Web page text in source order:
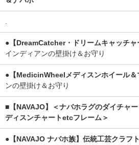
●【DreamCatcher・ドリームキャッチャ
インディアンの壁掛け＆お守り
●【MedicinWheelメディスンホイール＆
ンの壁掛け＆お守り
■【NAVAJO】＜ナバホラグのダイチャ
ディスンチャートetcフレーム＞
●【NAVAJO ナバホ族】伝統工芸クラフ